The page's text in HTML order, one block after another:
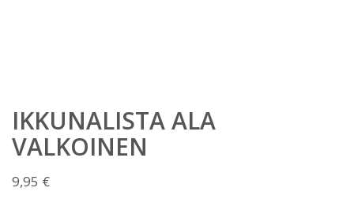
IKKUNALISTA ALA
VALKOINEN
9,95 €